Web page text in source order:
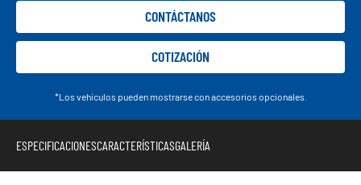
CONTÁCTANOS
COTIZACIÓN
*Los vehículos pueden mostrarse con accesorios opcionales.
ESPECIFICACIONESCARACTERÍSTICASGALERÍA